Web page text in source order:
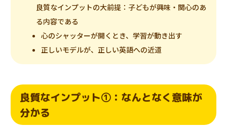
良質なインプットの大前提：子どもが興味・関心のあ
る内容である
心のシャッターが開くとき、学習が動き出す
正しいモデルが、正しい英語への近道
良質なインプット①：なんとなく意味が
分かる